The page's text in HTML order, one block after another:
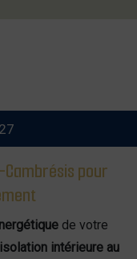
pour
de votre
isolation intérieure au